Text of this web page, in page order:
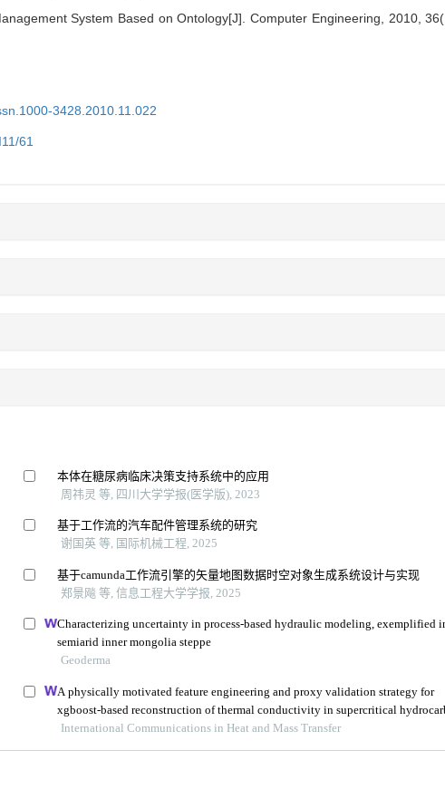
System Based on Ontology[J]. Computer Engineering, 2010,
3428.2010.11.022
61